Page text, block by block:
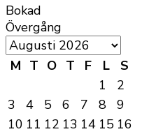
Bokad
Övergång
M T O T F L
S
1
2
3
4 5 6 7 8
9
10 11 12 13 14 15 16